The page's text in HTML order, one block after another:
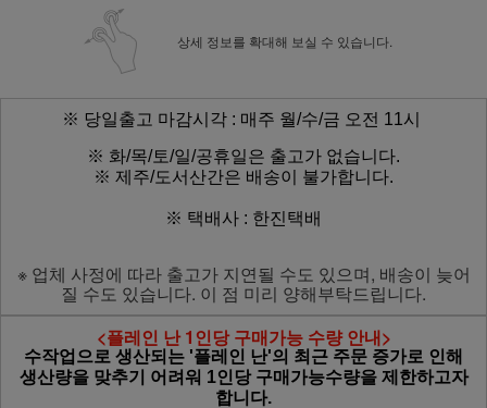
상세 정보를 확대해 보실 수 있습니다.
※ 당일출고 마감시각 : 매주 월/수/금 오전 11시
※ 화/목/토/일/공휴일은 출고가 없습니다.
※ 제주/도서산간은 배송이 불가합니다.
※ 택배사 : 한진택배
※ 업체 사정에 따라 출고가 지연될 수도 있으며, 배송이 늦어
질 수도 있습니다. 이 점 미리 양해부탁드립니다.
<플레인 난 1인당 구매가능 수량 안내>
수작업으로 생산되는 '플레인 난'의 최근 주문 증가로 인해
생산량을 맞추기 어려워 1인당 구매가능수량을 제한하고자
합니다.